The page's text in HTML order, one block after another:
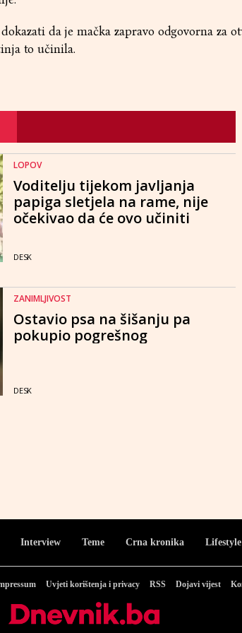
da je mačka zapravo odgovorna za
to učinila.
LOPOV
Voditelju tijekom javljanja
papiga sletjela na rame, nije
očekivao da će ovo učiniti
DESK
ZANIMLJIVOST
Ostavio psa na šišanju pa
pokupio pogrešnog
DESK
Interview Teme Crna kronika Lifestyle
Uvjeti korištenja i privacy RSS Dojavi vijest